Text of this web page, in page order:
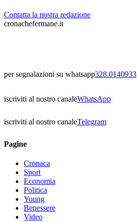
Contatta la nostra redazione
cronachefermane.it
per segnalazioni su whatsapp328.0140933
iscriviti al nostro canaleWhatsApp
iscriviti al nostro canaleTelegram
Pagine
Cronaca
Sport
Economia
Politica
Young
Benessere
Video